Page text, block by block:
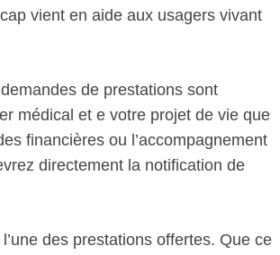
vient en aide aux usagers vivant
de prestations sont
médical et e votre projet de vie que
financières ou l’accompagnement
directement la notification de
des prestations offertes. Que ce